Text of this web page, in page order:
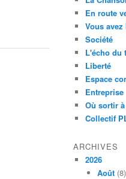
En route
Vous
Société
L'écho du
Liberté
Espace
Entreprise
Où sortir
Collectif
ARCHIVES
2026
Août (8)